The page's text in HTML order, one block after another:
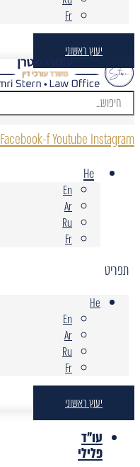
Fr
יעוץ ראשוני
Facebook-fYoutube Instagram
He
En
Ar
Ru
Fr
תפריט
He
En
Ar
Ru
Fr
יעוץ ראשוני
עו"ד
פלילי